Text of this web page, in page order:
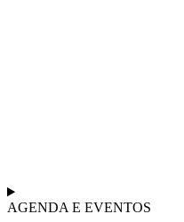
AGENDA E EVENTOS